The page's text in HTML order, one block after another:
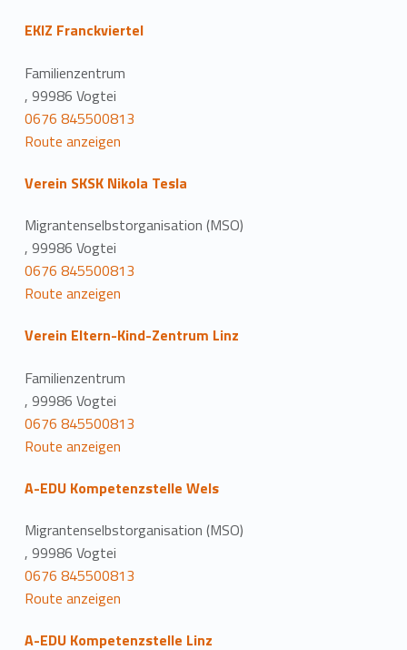
EKIZ Franckviertel
Familienzentrum
, 99986 Vogtei
0676 845500813
Route anzeigen
Verein SKSK Nikola Tesla
Migrantenselbstorganisation (MSO)
, 99986 Vogtei
0676 845500813
Route anzeigen
Verein Eltern-Kind-Zentrum Linz
Familienzentrum
, 99986 Vogtei
0676 845500813
Route anzeigen
A-EDU Kompetenzstelle Wels
Migrantenselbstorganisation (MSO)
, 99986 Vogtei
0676 845500813
Route anzeigen
A-EDU Kompetenzstelle Linz